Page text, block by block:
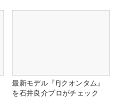
最新モデル『FJクオンタム』
を石井良介プロがチェック